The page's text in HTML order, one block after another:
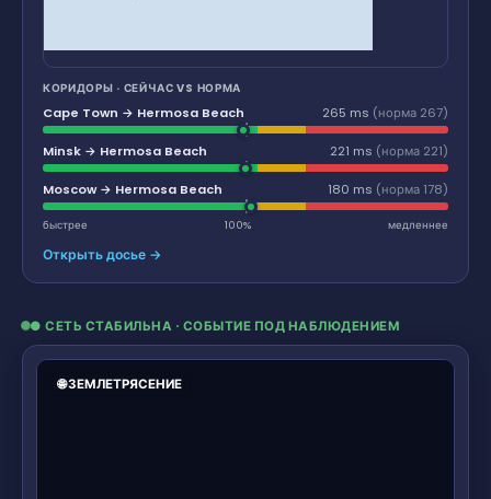
КОРИДОРЫ · СЕЙЧАС VS НОРМА
Cape Town → Hermosa Beach 265 ms (норма 267)
Minsk → Hermosa Beach 221 ms (норма 221)
Moscow → Hermosa Beach 180 ms (норма 178)
быстрее 100% медленнее
Открыть досье →
● СЕТЬ СТАБИЛЬНА · СОБЫТИЕ ПОД НАБЛЮДЕНИЕМ
🌐 ЗЕМЛЕТРЯСЕНИЕ